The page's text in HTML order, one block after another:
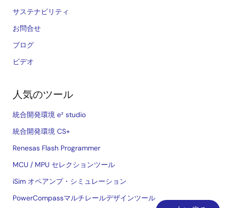
サステナビリティ
お問合せ
ブログ
ビデオ
人気のツール
統合開発環境 e² studio
統合開発環境 CS+
Renesas Flash Programmer
MCU / MPU セレクションツール
iSim オペアンプ・シミュレーション
PowerCompassマルチレールデザインツール